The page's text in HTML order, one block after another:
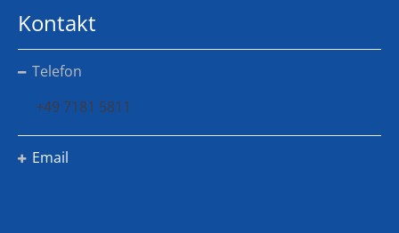
Kontakt
Telefon
+49 7181 5811
Email